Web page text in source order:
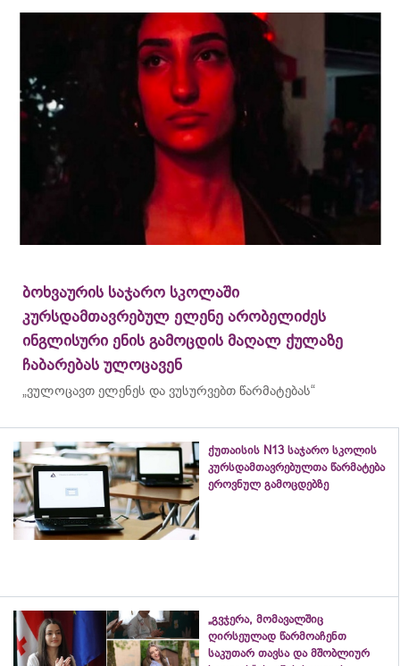
ბოხვაურის საჯარო სკოლაში
კურსდამთავრებულ ელენე არობელიძეს
ინგლისური ენის გამოცდის მაღალ ქულაზე
ჩაბარებას ულოცავენ
„ვულოცავთ ელენეს და ვუსურვებთ წარმატებას“
ქუთაისის N13 საჯარო სკოლის
კურსდამთავრებულთა წარმატება
ეროვნულ გამოცდებზე
„გვჯერა, მომავალშიც
ღირსეულად წარმოაჩენთ
საკუთარ თავსა და მშობლიურ